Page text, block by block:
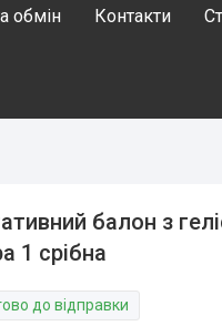
обмін Контакти
балон з
1 срібна
до відправки